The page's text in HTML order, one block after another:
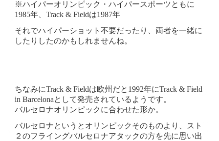
※ハイパーオリンピック・ハイパースポーツともに
1985年、Track & Fieldは1987年
それでハイパーショット不要だったり、両者を一緒に
したりしたのかもしれませんね。
ちなみにTrack & Fieldは欧州だと1992年にTrack & Field
in Barcelonaとして発売されているようです。
バルセロナオリンピックに合わせた形か。
バルセロナというとオリンピックそのものより、スト
２のフライングバルセロナアタックの方を先に思い出